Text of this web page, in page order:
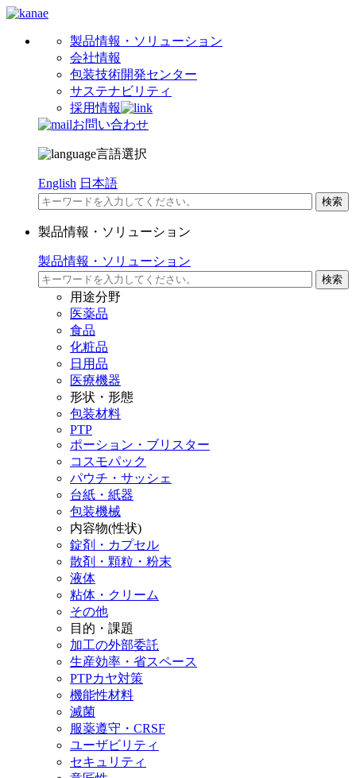
製品情報・ソリューション
会社情報
包装技術開発センター
サステナビリティ
採用情報
お問い合わせ
言語選択
English 日本語
製品情報・ソリューション
製品情報・ソリューション
用途分野
医薬品
食品
化粧品
日用品
医療機器
形状・形態
包装材料
PTP
ポーション・ブリスター
コスモパック
パウチ・サッシェ
台紙・紙器
包装機械
内容物(性状)
錠剤・カプセル
散剤・顆粒・粉末
液体
粘体・クリーム
その他
目的・課題
加工の外部委託
生産効率・省スペース
PTPカヤ対策
機能性材料
滅菌
服薬遵守・CRSF
ユーザビリティ
セキュリティ